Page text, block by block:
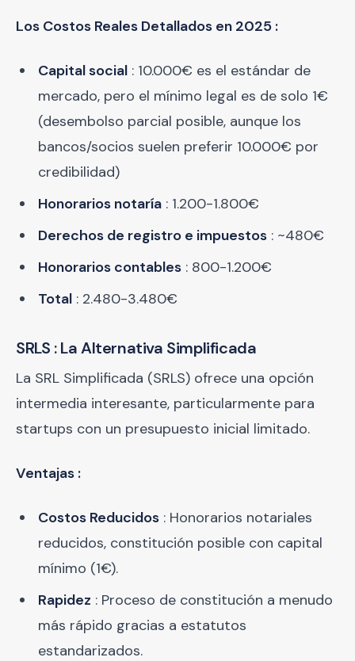
Los Costos Reales Detallados en 2025 :
Capital social : 10.000€ es el estándar de
mercado, pero el mínimo legal es de solo 1€
(desembolso parcial posible, aunque los
bancos/socios suelen preferir 10.000€ por
credibilidad)
Honorarios notaría : 1.200-1.800€
Derechos de registro e impuestos : ~480€
Honorarios contables : 800-1.200€
Total : 2.480-3.480€
SRLS : La Alternativa Simplificada
La SRL Simplificada (SRLS) ofrece una opción
intermedia interesante, particularmente para
startups con un presupuesto inicial limitado.
Ventajas :
Costos Reducidos : Honorarios notariales
reducidos, constitución posible con capital
mínimo (1€).
Rapidez : Proceso de constitución a menudo
más rápido gracias a estatutos
estandarizados.